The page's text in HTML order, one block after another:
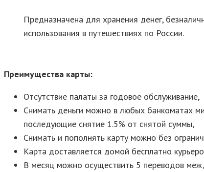
Предназначена для хранения денег,
использования в путешествиях по России.
Преимущества карты:
Отсутствие палаты за годовое обслуживание,
Снимать деньги можно в любых банкоматах
последующие снятие 1.5% от снятой суммы,
Снимать и пополнять карту можно без
Карта доставляется домой бесплатно
В месяц можно осуществить 5 переводов